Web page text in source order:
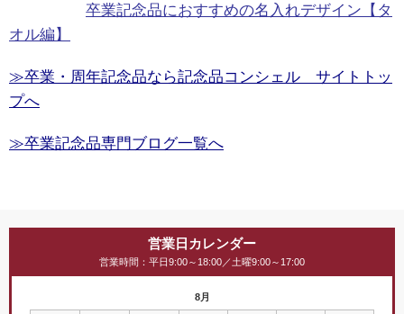
卒業記念品におすすめの名入れデザイン【タ
オル編】
≫卒業・周年記念品なら記念品コンシェル サイトトッ
プへ
≫卒業記念品専門ブログ一覧へ
営業日カレンダー
営業時間：平日9:00～18:00／土曜9:00～17:00
8月